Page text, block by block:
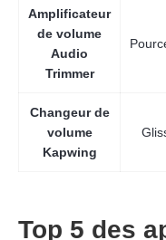
Amplificateur
de volume
Audio
Trimmer
Changeur de
volume
Kapwing
Top 5 des